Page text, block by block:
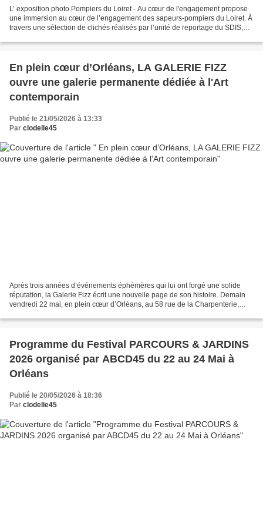
L’ exposition photo Pompiers du Loiret - Au cœur de l'engagement propose
une immersion au cœur de l’engagement des sapeurs-pompiers du Loiret. À
travers une sélection de clichés réalisés par l’unité de reportage du SDIS,
En plein cœur d’Orléans, LA GALERIE FIZZ
ouvre une galerie permanente dédiée à l'Art
contemporain
Publié le 21/05/2026 à 13:33
Par clodelle45
Après trois années d’événements éphémères qui lui ont forgé une solide
réputation, la Galerie Fizz écrit une nouvelle page de son histoire. Demain
vendredi 22 mai, en plein cœur d’Orléans, au 58 rue de la Charpenterie,
Programme du Festival PARCOURS & JARDINS
2026 organisé par ABCD45 du 22 au 24 Mai à
Orléans
Publié le 20/05/2026 à 18:36
Par clodelle45